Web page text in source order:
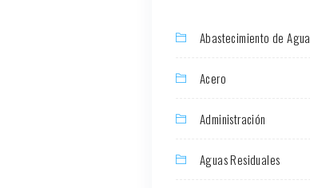
Abastecimiento de Agua
Acero
Administración
Aguas Residuales